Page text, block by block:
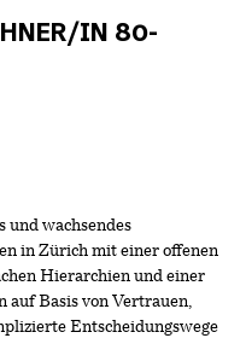
IN 80-
und wachsendes
in Zürich mit einer offenen
Hierarchien und einer
Basis von Vertrauen,
Entscheidungswege